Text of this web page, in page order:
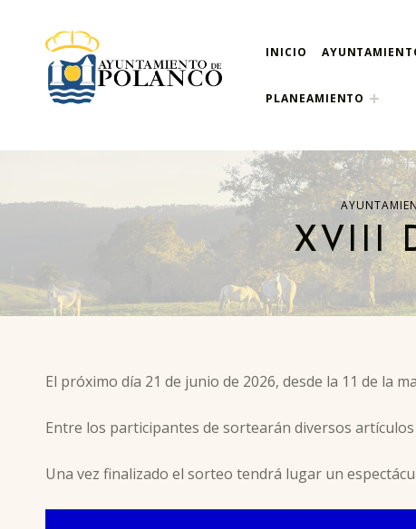
ayuntamiento de
AYUNTAMIENTO DE POLANCO
INICIO
PLANEAMIENTO
XVIII
El próximo día 21 de junio de 2026, desde la 11 de la
Entre los participantes de sortearán diversos artículos
Una vez finalizado el sorteo tendrá lugar un